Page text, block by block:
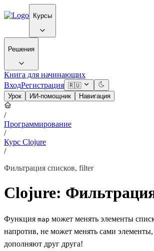
Курсы
Решения
Книга для начинающих
ВходРегистрация 🇷🇺
Урок
ИИ-помощник Навигация
/
Программирование
/
Курс Clojure
/
Фильтрация списков, filter
Clojure:
Функция map может менять элементы
напротив, не может менять сами
дополняют друг друга!